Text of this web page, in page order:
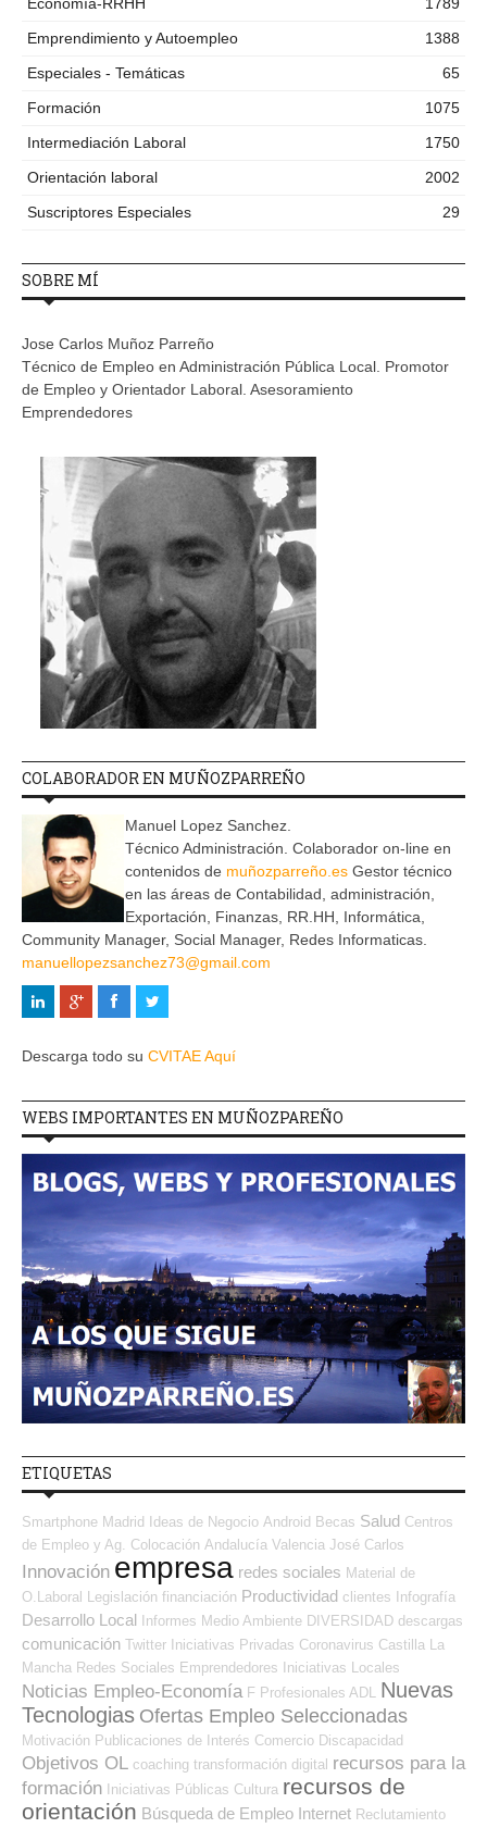
Emprendimiento y Autoempleo
1388
Especiales - Temáticas
65
Formación
1075
Intermediación Laboral
1750
Orientación laboral
2002
Suscriptores Especiales
29
SOBRE MÍ
Jose Carlos Muñoz Parreño
Técnico de Empleo en Administración Pública Local. Promotor
de Empleo y Orientador Laboral. Asesoramiento
Emprendedores
COLABORADOR EN MUÑOZPARREÑO
Manuel Lopez Sanchez.
Técnico Administración. Colaborador on-line en
contenidos de muñozparreño.es Gestor técnico
en las áreas de Contabilidad, administración,
Exportación, Finanzas, RR.HH, Informática,
Community Manager, Social Manager, Redes Informaticas.
manuellopezsanchez73@gmail.com
Descarga todo su CVITAE Aquí
WEBS IMPORTANTES EN MUÑOZPAREÑO
ETIQUETAS
Smartphone Madrid Ideas de Negocio Android Becas Salud Centros
de Empleo y Ag. Colocación Andalucía Valencia José Carlos
Innovación empresa redes sociales Material de
O.Laboral Legislación financiación Productividad clientes Infografía
Desarrollo Local Informes Medio Ambiente DIVERSIDAD descargas
comunicación Twitter Iniciativas Privadas Coronavirus Castilla La
Mancha Redes Sociales Emprendedores Iniciativas Locales
Noticias Empleo-Economía F Profesionales ADL Nuevas
Tecnologias Ofertas Empleo Seleccionadas
Motivación Publicaciones de Interés Comercio Discapacidad
Objetivos OL coaching transformación digital recursos para la
formación Iniciativas Públicas Cultura recursos de
orientación Búsqueda de Empleo Internet Reclutamiento